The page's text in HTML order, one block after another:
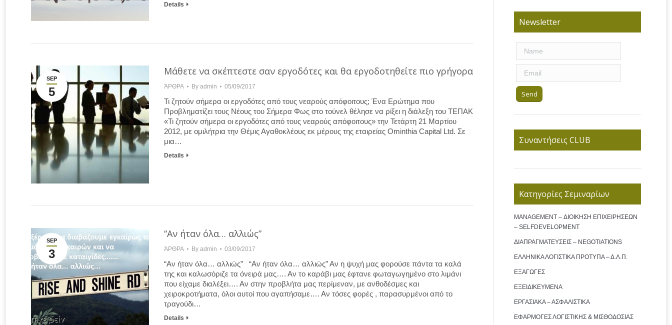
Details
SEP
5
Μάθετε να σκέπτεστε σαν εργοδότες και θα εργοδοτηθείτε πιο γρήγορα
ΆΡΘΡΑ By admin 05/09/2017
Τι ζητούν σήμερα οι εργοδότες από τους νεαρούς απόφοιτους; Ένα Ερώτημα που
Προβληματίζει τους Νέους του Σήμερα Φως στο τούνελ θέλησε να ρίξει η διάλεξη του ΤΕΠΑΚ
«Τι ζητούν σήμερα οι εργοδότες από τους νεαρούς απόφοιτους» την Τετάρτη 21 Μαρτίου
2012, με ομιλήτρια την Θέμις Αγαθοκλέους εκ μέρους της εταιρείας Ominthia Capital Ltd. Σε
μια…
Details
SEP
3
“Αν ήταν όλα… αλλιώς”
ΆΡΘΡΑ By admin 03/09/2017
“Αν ήταν όλα… αλλιώς” “Αν ήταν όλα… αλλιώς” Αν η ψυχή μας φορούσε πάντα τα καλά
της και καλωσόριζε τα όνειρά μας…. Αν το καράβι μας έφτανε φωταγωγημένο στο λιμάνι
που είχαμε διαλέξει…. Αν στην προβλήτα μας περίμεναν, με ανθοδέσμες και
χειροκροτήματα, όλοι αυτοί που αγαπήσαμε…. Αν τόσες φορές , παρασυρμένοι από το
τραγούδι…
Details
Newsletter
Συναντήσεις CLUB
Κατηγορίες Σεμιναρίων
MANAGEMENT – ΔΙΟΙΚΗΣΗ ΕΠΙΧΕΙΡΗΣΕΩΝ
– SELFDEVELOPMENT
ΔΙΑΠΡΑΓΜΑΤΕΥΣΕΙΣ – NEGOTIATIONS
ΕΛΛΗΝΙΚΑ ΛΟΓΙΣΤΙΚΑ ΠΡΟΤΥΠΑ – Δ.Λ.Π.
ΕΞΑΓΩΓΕΣ
ΕΞΕΙΔΙΚΕΥΜΕΝΑ
ΕΡΓΑΣΙΑΚΑ – ΑΣΦΑΛΙΣΤΙΚΑ
ΕΦΑΡΜΟΓΕΣ ΛΟΓΙΣΤΙΚΗΣ & ΜΙΣΘΟΔΟΣΙΑΣ